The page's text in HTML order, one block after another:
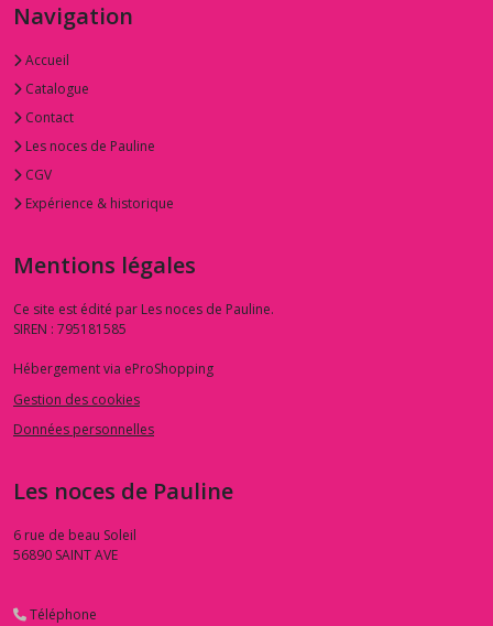
Navigation
Accueil
Catalogue
Contact
Les noces de Pauline
CGV
Expérience & historique
Mentions légales
Ce site est édité par Les noces de Pauline.
SIREN : 795181585
Hébergement via eProShopping
Gestion des cookies
Données personnelles
Les noces de Pauline
6 rue de beau Soleil
56890 SAINT AVE
Téléphone